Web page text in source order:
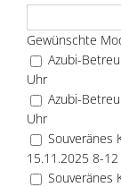
Gewünschte
Azubi-
Uhr
Azubi-
Uhr
Souveränes
15.11.2025 8-
Souveränes